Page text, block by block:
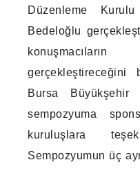
Düzenleme
Bedeloğlu
gerçekleştireceğini
Bursa
sempozyuma
kuruluşlara
Sempozyumun üç